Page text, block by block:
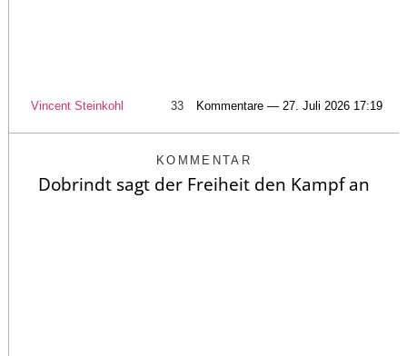
Vincent Steinkohl 33 Kommentare — 27. Juli 2026 17:19
KOMMENTAR
Dobrindt sagt der Freiheit den Kampf an